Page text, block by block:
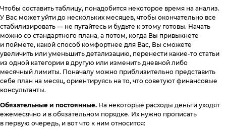
Чтобы составить таблицу, понадобится некоторое время на анализ.
У Вас может уйти до нескольких месяцев, чтобы окончательно все
стабилизировать — не пугайтесь и будьте к этому готовы. Начать
можно со стандартного плана, а потом, когда Вы привыкнете
и поймете, какой способ комфортнее для Вас, Вы сможете
увеличить или уменьшить детализацию, перенести какие-то статьи
из одной категории в другую или изменить дневной либо
месячный лимиты. Поначалу можно приблизительно представить
себе план на месяц, ориентируясь на то, что советуют финансовые
консультанты.
Обязательные и постоянные. На некоторые расходы деньги уходят
ежемесячно и в обязательном порядке. Их нужно прописать
в первую очередь, и вот что к ним относится: